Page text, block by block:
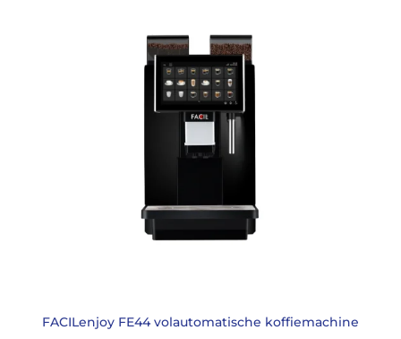
FACILenjoy FE44 volautomatische koffiemachine